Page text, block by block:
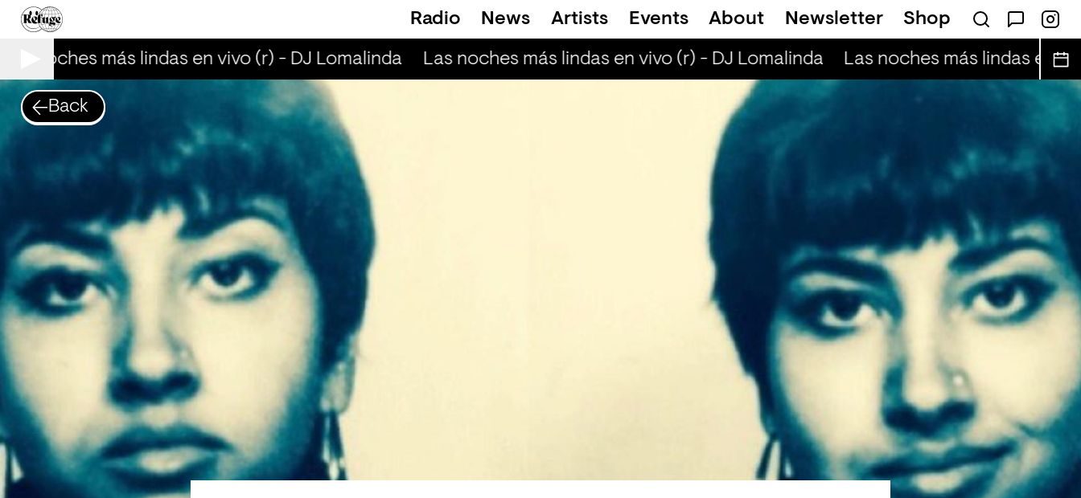
Radio News Artists Events About Newsletter Shop
noches más lindas en vivo (r) - DJ Lomalinda Las noches más lindas en vivo (r) - DJ Lomalinda Las noches más lindas en
Back